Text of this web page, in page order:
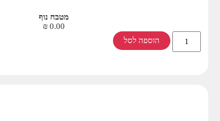
מטבח נוף
0.00
₪
הוספה לסל